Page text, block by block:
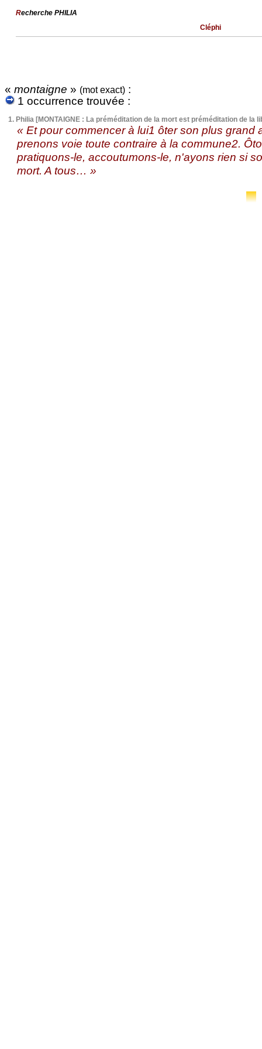
Recherche PHILIA
Cléphi
« montaigne » (mot exact) :
1 occurrence trouvée :
1. Philia [MONTAIGNE : La préméditation de la mort est préméditation de la
« Et pour commencer à lui1 ôter son plus grand
prenons voie toute contraire à la commune2.
pratiquons-le, accoutumons-le, n'ayons rien si
mort. A tous… »